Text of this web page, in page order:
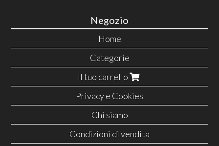
Negozio
Home
Categorie
Il tuo carrello
Privacy e Cookies
Chi siamo
Condizioni di vendita